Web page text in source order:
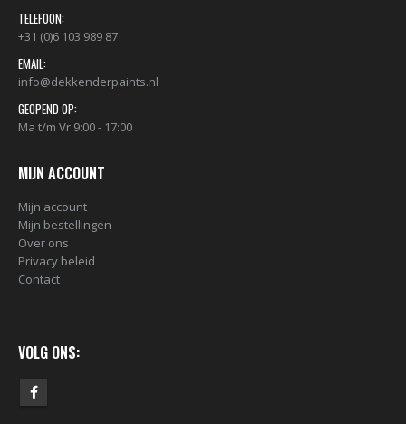
TELEFOON:
+31 (0)6 103 989 87
EMAIL:
info@dekkenderpaints.nl
GEOPEND OP:
Ma t/m Vr 9:00 - 17:00
MIJN ACCOUNT
Mijn account
Mijn bestellingen
Over ons
Privacy beleid
Contact
VOLG ONS: